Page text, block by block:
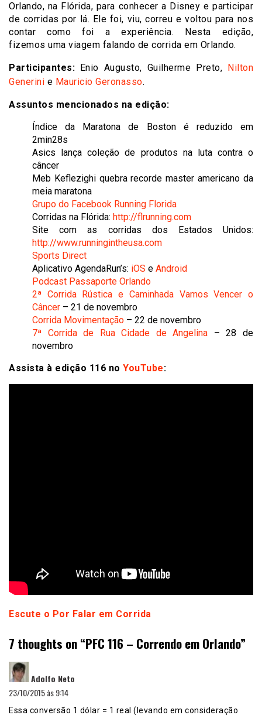
Orlando, na Flórida, para conhecer a Disney e participar
de corridas por lá. Ele foi, viu, correu e voltou para nos
contar como foi a experiência. Nesta edição,
fizemos uma viagem falando de corrida em Orlando.
Participantes: Enio Augusto, Guilherme Preto, Nilton
Generini e Mauricio Geronasso.
Assuntos mencionados na edição:
Índice da Maratona de Boston é reduzido em
2min28s
Asics lança coleção de produtos na luta contra o
câncer
Meb Keflezighi quebra recorde master americano da
meia maratona
Grupo do Facebook Running Florida
Corridas na Flórida: http://flrunning.com
Site com as corridas dos Estados Unidos:
http://www.runningintheusa.com
Sports Direct
Aplicativo AgendaRun’s: iOS e Android
Podcast Passaporte Orlando
2ª Corrida Rústica e Caminhada Vamos Vencer o
Câncer – 21 de novembro
Corrida Movimentação – 22 de novembro
7ª Corrida de Rua Cidade de Angelina – 28 de
novembro
Assista à edição 116 no YouTube:
Escute o Por Falar em Corrida
7 thoughts on “PFC 116 – Correndo em Orlando”
Adolfo Neto
23/10/2015 às 9:14
Essa conversão 1 dólar = 1 real (levando em consideração